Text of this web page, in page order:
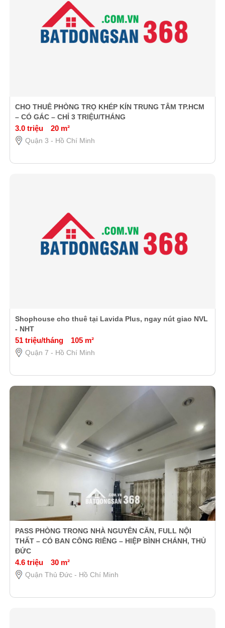
CHO THUÊ PHÒNG TRỌ KHÉP KÍN TRUNG TÂM TP.HCM
– CÓ GÁC – CHỈ 3 TRIỆU/THÁNG
3.0 triệu 20 m²
Quận 3 - Hồ Chí Minh
Shophouse cho thuê tại Lavida Plus, ngay nút giao NVL
- NHT
51 triệu/tháng 105 m²
Quận 7 - Hồ Chí Minh
PASS PHÒNG TRONG NHÀ NGUYÊN CĂN, FULL NỘI
THẤT – CÓ BAN CÔNG RIÊNG – HIỆP BÌNH CHÁNH, THỦ
ĐỨC
4.6 triệu 30 m²
Quận Thủ Đức - Hồ Chí Minh